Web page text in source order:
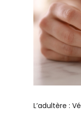
L’adultère :